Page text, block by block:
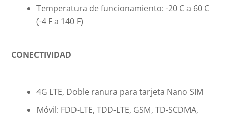
Temperatura de funcionamiento: -20 C a 60 C
(-4 F a 140 F)
CONECTIVIDAD
4G LTE, Doble ranura para tarjeta Nano SIM
Móvil: FDD-LTE, TDD-LTE, GSM, TD-SCDMA,